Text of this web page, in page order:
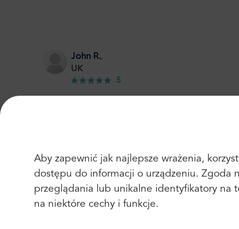
Aby zapewnić jak najlepsze wrażenia,
dostępu do informacji o urządzeniu. Zgoda
przeglądania lub unikalne identyfikatory na
na niektóre cechy i funkcje.
John R.,
UK
5
Bustling airport, very modern and spacious.
Peter W.,
UK